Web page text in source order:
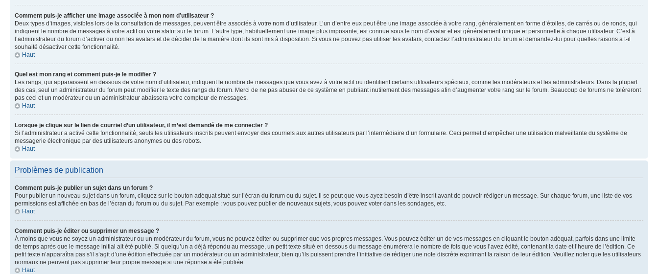
Comment puis-je afficher une image associée à mon nom d’utilisateur ?
Deux types d’images, visibles lors de la consultation de messages, peuvent être associés à votre nom d’utilisateur. L’un d’entre eux peut être une image associée à votre rang, généralement en forme d’étoiles, de carrés ou de ronds, qui
indiquent le nombre de messages à votre actif ou votre statut sur le forum. L’autre type, habituellement une image plus imposante, est connue sous le nom d’avatar et est généralement unique et personnelle à chaque utilisateur. C’est à
l’administrateur du forum d’activer ou non les avatars et de décider de la manière dont ils sont mis à disposition. Si vous ne pouvez pas utiliser les avatars, contactez l’administrateur du forum et demandez-lui pour quelles raisons a t-il
souhaité désactiver cette fonctionnalité.
Haut
Quel est mon rang et comment puis-je le modifier ?
Les rangs, qui apparaissent en dessous de votre nom d’utilisateur, indiquent le nombre de messages que vous avez à votre actif ou identifient certains utilisateurs spéciaux, comme les modérateurs et les administrateurs. Dans la plupart
des cas, seul un administrateur du forum peut modifier le texte des rangs du forum. Merci de ne pas abuser de ce système en publiant inutilement des messages afin d’augmenter votre rang sur le forum. Beaucoup de forums ne toléreront
pas ceci et un modérateur ou un administrateur abaissera votre compteur de messages.
Haut
Lorsque je clique sur le lien de courriel d’un utilisateur, il m’est demandé de me connecter ?
Si l’administrateur a activé cette fonctionnalité, seuls les utilisateurs inscrits peuvent envoyer des courriels aux autres utilisateurs par l’intermédiaire d’un formulaire. Ceci permet d’empêcher une utilisation malveillante du système de
messagerie électronique par des utilisateurs anonymes ou des robots.
Haut
Problèmes de publication
Comment puis-je publier un sujet dans un forum ?
Pour publier un nouveau sujet dans un forum, cliquez sur le bouton adéquat situé sur l’écran du forum ou du sujet. Il se peut que vous ayez besoin d’être inscrit avant de pouvoir rédiger un message. Sur chaque forum, une liste de vos
permissions est affichée en bas de l’écran du forum ou du sujet. Par exemple : vous pouvez publier de nouveaux sujets, vous pouvez voter dans les sondages, etc.
Haut
Comment puis-je éditer ou supprimer un message ?
À moins que vous ne soyez un administrateur ou un modérateur du forum, vous ne pouvez éditer ou supprimer que vos propres messages. Vous pouvez éditer un de vos messages en cliquant le bouton adéquat, parfois dans une limite
de temps après que le message initial ait été publié. Si quelqu’un a déjà répondu au message, un petit texte situé en dessous du message énumèrera le nombre de fois que vous l’avez édité, contenant la date et l’heure de l’édition. Ce
petit texte n’apparaîtra pas s’il s’agit d’une édition effectuée par un modérateur ou un administrateur, bien qu’ils puissent prendre l’initiative de rédiger une note discrète exprimant la raison de leur édition. Veuillez noter que les utilisateurs
normaux ne peuvent pas supprimer leur propre message si une réponse a été publiée.
Haut